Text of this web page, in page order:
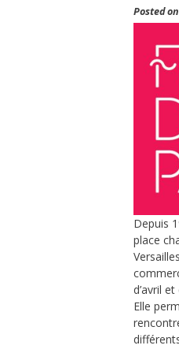
Posted on
Depuis
place
d’avril
Elle